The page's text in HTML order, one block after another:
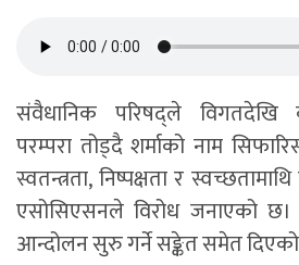
संवैधानिक परिषद्ले विगतदेखि
परम्परा तोड्दै शर्माको नाम
स्वतन्त्रता, निष्पक्षता र
एसोसिएसनले विरोध जनाएको
आन्दोलन सुरु गर्ने सङ्केत समेत